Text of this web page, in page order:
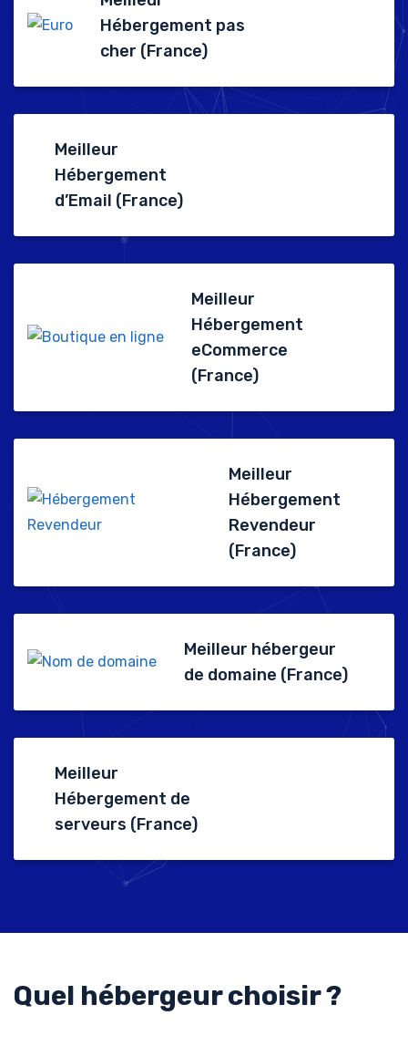
Hébergement pas
cher (France)
Meilleur
Hébergement
d’Email (France)
Meilleur
Hébergement
eCommerce
(France)
Meilleur
Hébergement
Revendeur
(France)
Meilleur hébergeur
de domaine (France)
Meilleur
Hébergement de
serveurs (France)
Quel hébergeur choisir ?